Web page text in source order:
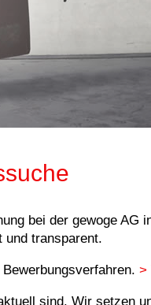
bei der gewoge AG
und transparent.
>
sind. Wir setzen